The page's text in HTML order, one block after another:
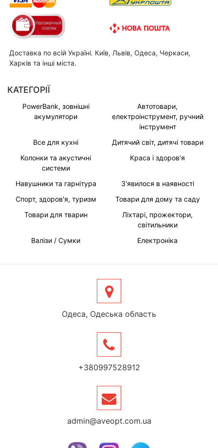
Доставка по всій Україні. Київ, Львів, Одеса, Черкаси,
Харків та інші міста.
КАТЕГОРІЇ
PowerBank, зовнішні
акумулятори
Автотовари,
електроінструмент, ручний
інструмент
Все для кухні
Дитячий світ, дитячі товари
Колонки та акустичні
системи
Краса і здоров'я
Навушники та гарнітура
З'явилося в наявності
Спорт, здоров'я, туризм
Товари для дому та саду
Товари для тварин
Ліхтарі, прожектори,
світильники
Валізи / Сумки
Електроніка
Одеса, Одеська область
+380997528912
admin@aveopt.com.ua